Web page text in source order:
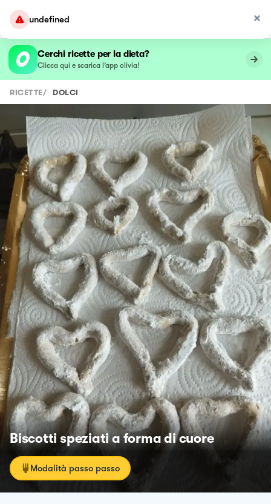
undefined
Cerchi ricette per la dieta?
Clicca qui e scarica l’app olivia!
RICETTE/ DOLCI
Biscotti speziati a forma di cuore
Modalità passo passo